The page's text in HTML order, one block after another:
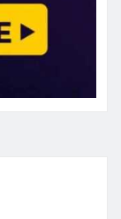
sajtu